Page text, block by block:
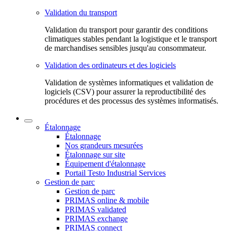
Validation du transport
Validation du transport pour garantir des conditions
climatiques stables pendant la logistique et le transport
de marchandises sensibles jusqu'au consommateur.
Validation des ordinateurs et des logiciels
Validation de systèmes informatiques et validation de
logiciels (CSV) pour assurer la reproductibilité des
procédures et des processus des systèmes informatisés.
Étalonnage
Étalonnage
Nos grandeurs mesurées
Étalonnage sur site
Équipement d'étalonnage
Portail Testo Industrial Services
Gestion de parc
Gestion de parc
PRIMAS online & mobile
PRIMAS validated
PRIMAS exchange
PRIMAS connect